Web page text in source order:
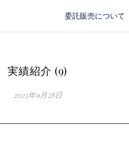
委託販売について
実績紹介 (9)
2023年9月28日